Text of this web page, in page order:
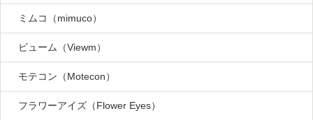
ミムコ（mimuco）
ビューム（Viewm）
モテコン（Motecon）
フラワーアイズ（Flower Eyes）